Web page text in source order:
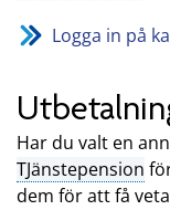
Logga in på
Har du valt en
TJänstepension
dem för att få